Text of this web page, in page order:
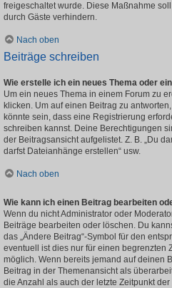
freigeschaltet wurde. Diese Maßnahme
durch Gäste verhindern.
Nach oben
Beiträge schreiben
Wie erstelle ich ein neues Thema oder
Um ein neues Thema in einem Forum zu
klicken. Um auf einen Beitrag zu
könnte sein, dass eine Registrierung
schreiben kannst. Deine Berechtigungen
der Beitragsansicht aufgelistet. Z. B. „Du
darfst Dateianhänge erstellen“ usw.
Nach oben
Wie kann ich einen Beitrag bearbeiten
Wenn du nicht Administrator oder
Beiträge bearbeiten oder löschen. Du
das „Ändere Beitrag“-Symbol für den
eventuell ist dies nur für einen begrenzten
möglich. Wenn bereits jemand auf deinen
Beitrag in der Themenansicht als
die Anzahl als auch der letzte Zeitpunkt